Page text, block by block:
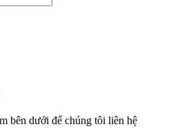
bên dưới để chúng tôi liên hệ